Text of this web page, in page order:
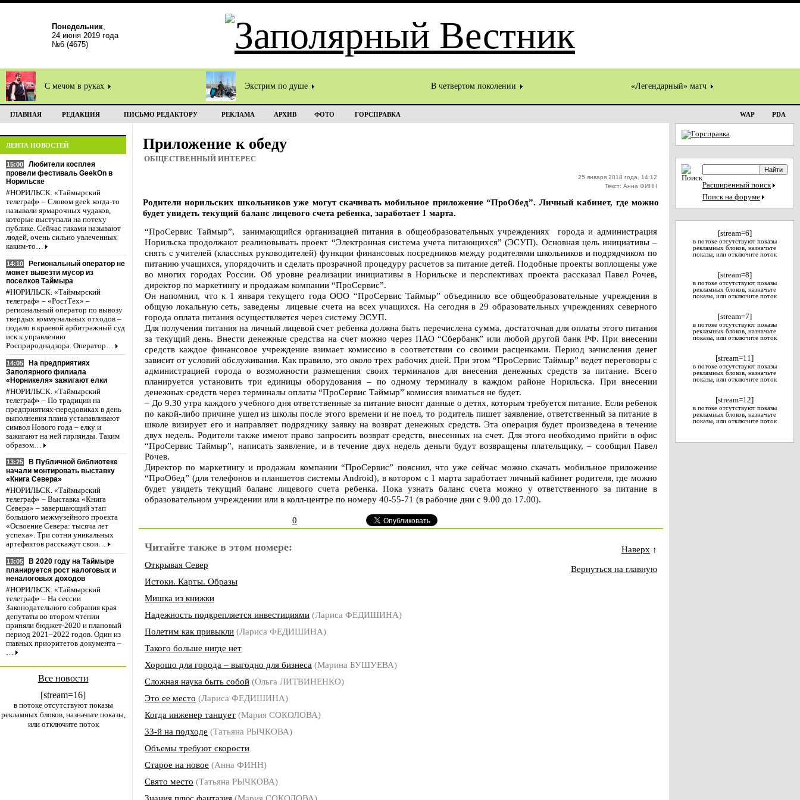
Понедельник,
24 июня 2019 года
№6 (4675)
С мечом в руках Экстрим по душе В четвертом поколении «Легендарный» матч
ГЛАВНАЯ РЕДАКЦИЯ ПИСЬМО РЕДАКТОРУ РЕКЛАМА АРХИВ ФОТО ГОРСПРАВКА WAP PDA
ЛЕНТА НОВОСТЕЙ
15:00
Любители косплея
провели фестиваль GeekOn в
Норильске
#НОРИЛЬСК. «Таймырский
телеграф» – Словом geek когда-то
называли ярмарочных чудаков,
которые выступали на потеху
публике. Сейчас гиками называют
людей, очень сильно увлеченных
каким-то…
14:10
Региональный оператор не
может вывезти мусор из
поселков Таймыра
#НОРИЛЬСК. «Таймырский
телеграф» – «РостТех» –
региональный оператор по вывозу
твердых коммунальных отходов –
подало в краевой арбитражный суд
иск к управлению
Росприроднадзора. Оператор…
14:05
На предприятиях
Заполярного филиала
«Норникеля» зажигают елки
#НОРИЛЬСК. «Таймырский
телеграф» – По традиции на
предприятиях-передовиках в день
выполнения плана устанавливают
символ Нового года – елку и
зажигают на ней гирлянды. Таким
образом…
13:25
В Публичной библиотеке
начали монтировать выставку
«Книга Севера»
#НОРИЛЬСК. «Таймырский
телеграф» – Выставка «Книга
Севера» – завершающий этап
большого межмузейного проекта
«Освоение Севера: тысяча лет
успеха». Три сотни уникальных
артефактов расскажут свои…
13:05
В 2020 году на Таймыре
планируется рост налоговых и
неналоговых доходов
#НОРИЛЬСК. «Таймырский
телеграф» – На сессии
Законодательного собрания края
депутаты во втором чтении
приняли бюджет-2020 и плановый
период 2021–2022 годов. Один из
главных приоритетов документа –
…
Все новости
[stream=16]
в потоке отсутствуют показы
рекламных блоков, назначьте показы,
или отключите поток
Приложение к обеду
ОБЩЕСТВЕННЫЙ ИНТЕРЕС
25 января 2018 года, 14:12
Текст: Анна ФИНН
Родители норильских школьников уже могут скачивать мобильное приложение “ПроОбед”. Личный кабинет, где можно
будет увидеть текущий баланс лицевого счета ребенка, заработает 1 марта.
“ПроСервис Таймыр”, занимающийся организацией питания в общеобразовательных учреждениях города и администрация
Норильска продолжают реализовывать проект “Электронная система учета питающихся” (ЭСУП). Основная цель инициативы –
снять с учителей (классных руководителей) функции финансовых посредников между родителями школьников и подрядчиком по
питанию учащихся, упорядочить и сделать прозрачной процедуру расчетов за питание детей. Подобные проекты воплощены уже
во многих городах России. Об уровне реализации инициативы в Норильске и перспективах проекта рассказал Павел Рочев,
директор по маркетингу и продажам компании “ПроСервис”.
Он напомнил, что к 1 января текущего года ООО “ПроСервис Таймыр” объединило все общеобразовательные учреждения в
общую локальную сеть, заведены лицевые счета на всех учащихся. На сегодня в 29 образовательных учреждениях северного
города оплата питания осуществляется через систему ЭСУП.
Для получения питания на личный лицевой счет ребенка должна быть перечислена сумма, достаточная для оплаты этого питания
за текущий день. Внести денежные средства на счет можно через ПАО “Сбербанк” или любой другой банк РФ. При внесении
средств каждое финансовое учреждение взимает комиссию в соответствии со своими расценками. Период зачисления денег
зависит от условий обслуживания. Как правило, это около трех рабочих дней. При этом “ПроСервис Таймыр” ведет переговоры с
администрацией города о возможности размещения своих терминалов для внесения денежных средств за питание. Всего
планируется установить три единицы оборудования – по одному терминалу в каждом районе Норильска. При внесении
денежных средств через терминалы оплаты “ПроСервис Таймыр” комиссия взиматься не будет.
– До 9.30 утра каждого учебного дня ответственные за питание вносят данные о детях, которым требуется питание. Если ребенок
по какой-либо причине ушел из школы после этого времени и не поел, то родитель пишет заявление, ответственный за питание в
школе визирует его и направляет подрядчику заявку на возврат денежных средств. Эта операция будет произведена в течение
двух недель. Родители также имеют право запросить возврат средств, внесенных на счет. Для этого необходимо прийти в офис
“ПроСервис Таймыр”, написать заявление, и в течение двух недель деньги будут возвращены плательщику, – сообщил Павел
Рочев.
Директор по маркетингу и продажам компании “ПроСервис” пояснил, что уже сейчас можно скачать мобильное приложение
“ПроОбед” (для телефонов и планшетов системы Android), в котором с 1 марта заработает личный кабинет родителя, где можно
будет увидеть текущий баланс лицевого счета ребенка. Пока узнать баланс счета можно у ответственного за питание в
образовательном учреждении или в колл-центре по номеру 40-55-71 (в рабочие дни с 9.00 до 17.00).
0
Читайте также в этом номере:
Открывая Север
Истоки. Карты. Образы
Мишка из книжки
Надежность подкрепляется инвестициями (Лариса ФЕДИШИНА)
Полетим как привыкли (Лариса ФЕДИШИНА)
Такого больше нигде нет
Хорошо для города – выгодно для бизнеса (Марина БУШУЕВА)
Сложная наука быть собой (Ольга ЛИТВИНЕНКО)
Это ее место (Лариса ФЕДИШИНА)
Когда инженер танцует (Мария СОКОЛОВА)
33-й на подходе (Татьяна РЫЧКОВА)
Объемы требуют скорости
Старое на новое (Анна ФИНН)
Свято место (Татьяна РЫЧКОВА)
Знания плюс фантазия (Мария СОКОЛОВА)
Наверх ↑
Вернуться на главную
Расширенный поиск
Поиск на форуме
[stream=6]
в потоке отсутствуют показы
рекламных блоков, назначьте
показы, или отключите поток
[stream=8]
в потоке отсутствуют показы
рекламных блоков, назначьте
показы, или отключите поток
[stream=7]
в потоке отсутствуют показы
рекламных блоков, назначьте
показы, или отключите поток
[stream=11]
в потоке отсутствуют показы
рекламных блоков, назначьте
показы, или отключите поток
[stream=12]
в потоке отсутствуют показы
рекламных блоков, назначьте
показы, или отключите поток